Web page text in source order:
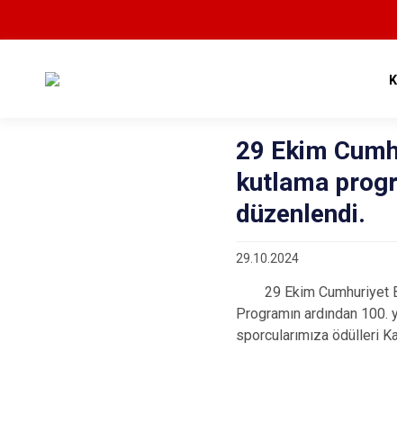
29 Ekim
kutlama
düzenlendi.
29.10.2024
29 Ekim Cumhuriyet
Programın ardından
sporcularımıza ödülleri